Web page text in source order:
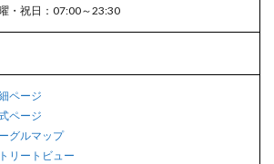
・祝日：07:00～23:30
ページ
ページ
グルマップ
リートビュー